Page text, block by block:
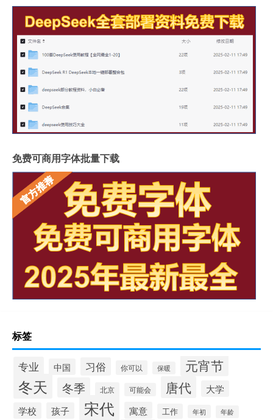
免费可商用字体批量下载
标签
专业 中国 习俗 你可以 保暖 元宵节
冬天 冬季 北京 可能会 唐代
大学
学校
孩子 宋代 寓意 工作 年初 年龄